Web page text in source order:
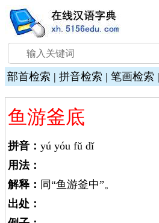
部首检索 | 拼音检索 | 笔画检索 |
鱼游釜底
拼音： yú yóu fǔ dǐ
用法：
解释： 同“鱼游釜中”。
出处：